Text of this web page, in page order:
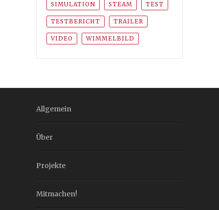
SIMULATION STEAM TEST
TESTBERICHT TRAILER
VIDEO WIMMELBILD
Allgemein
Über
Projekte
Mitmachen!